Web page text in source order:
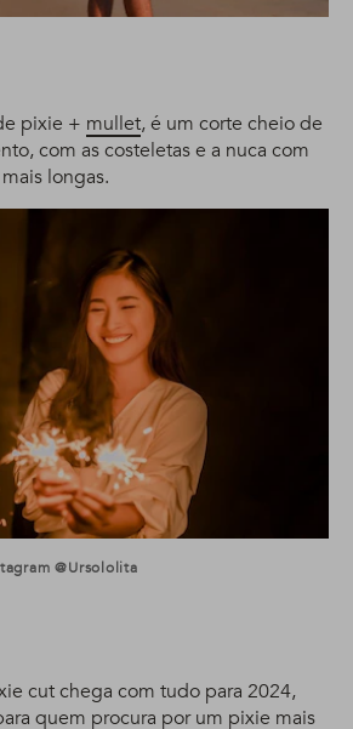
pixie + mullet, é um corte cheio de
com as costeletas e a nuca com
longas.
@ursololita
cut chega com tudo para 2024,
quem procura por um pixie mais